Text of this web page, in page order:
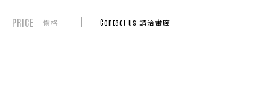
PRICE 價格 Contact us 請洽畫廊